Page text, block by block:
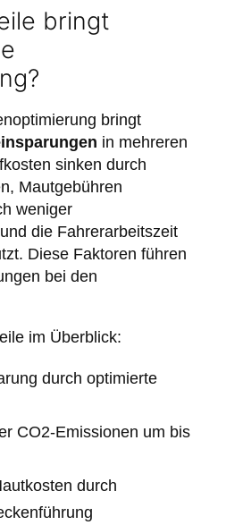
bringt
bringt
in mehreren
sinken durch
Mautgebühren
weniger
die Fahrerarbeitszeit
Diese Faktoren führen
bei den
im Überblick:
durch optimierte
CO2-Emissionen um bis
durch